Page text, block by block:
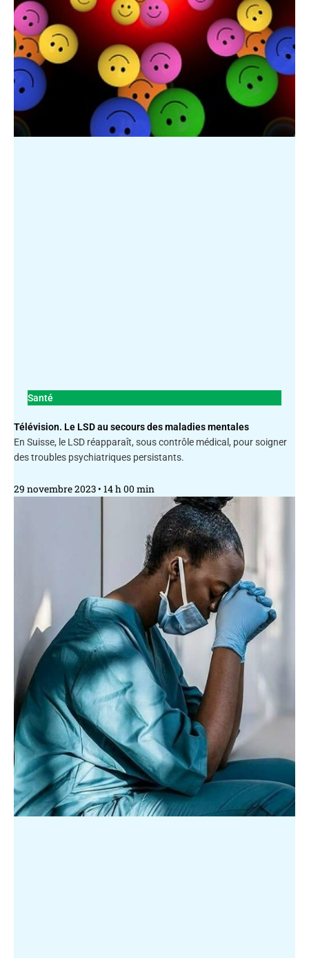
Santé
Télévision. Le LSD au secours des maladies mentales
En Suisse, le LSD réapparaît, sous contrôle médical, pour soigner
des troubles psychiatriques persistants.
29 novembre 2023 14 h 00 min